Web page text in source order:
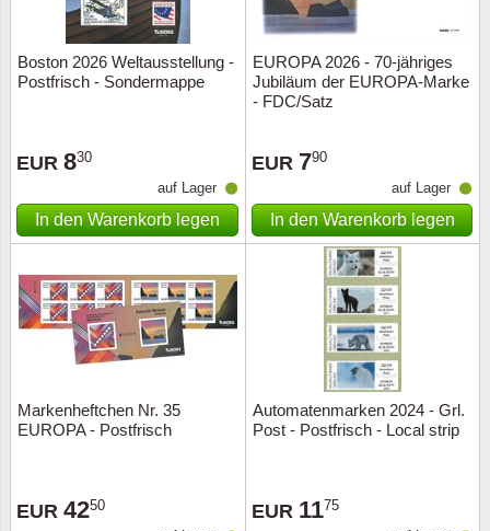
Boston 2026 Weltausstellung -
Postfrisch - Sondermappe
EUR 830
auf Lager
In den Warenkorb legen
EUROPA 2026 - 70-jähriges
Jubiläum der EUROPA-Marke
- FDC/Satz
EUR 790
auf Lager
In den Warenkorb legen
Markenheftchen Nr. 35
EUROPA - Postfrisch
EUR 4250
Automatenmarken 2024 - Grl.
Post - Postfrisch - Local strip
EUR 1175